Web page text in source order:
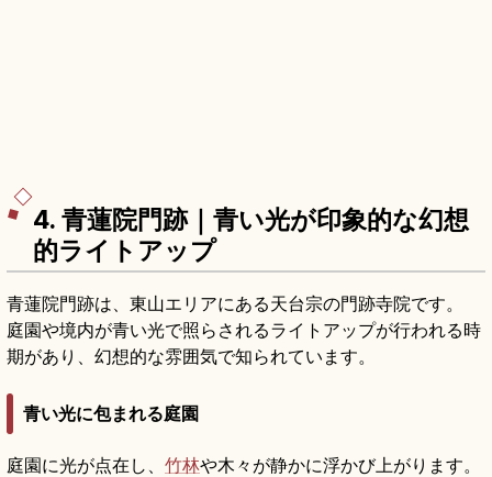
4. 青蓮院門跡｜青い光が印象的な幻想
的ライトアップ
青蓮院門跡は、東山エリアにある天台宗の門跡寺院です。
庭園や境内が青い光で照らされるライトアップが行われる時
期があり、幻想的な雰囲気で知られています。
青い光に包まれる庭園
庭園に光が点在し、 竹林や木々が静かに浮かび上がります。